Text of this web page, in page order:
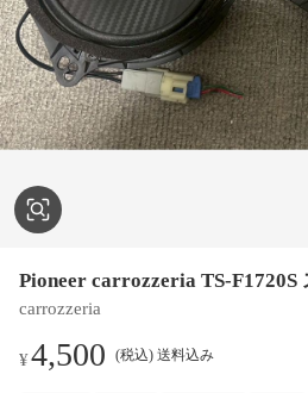
Pioneer carrozzeria TS-F1720S
carrozzeria
¥4,500 (税込) 送料込み